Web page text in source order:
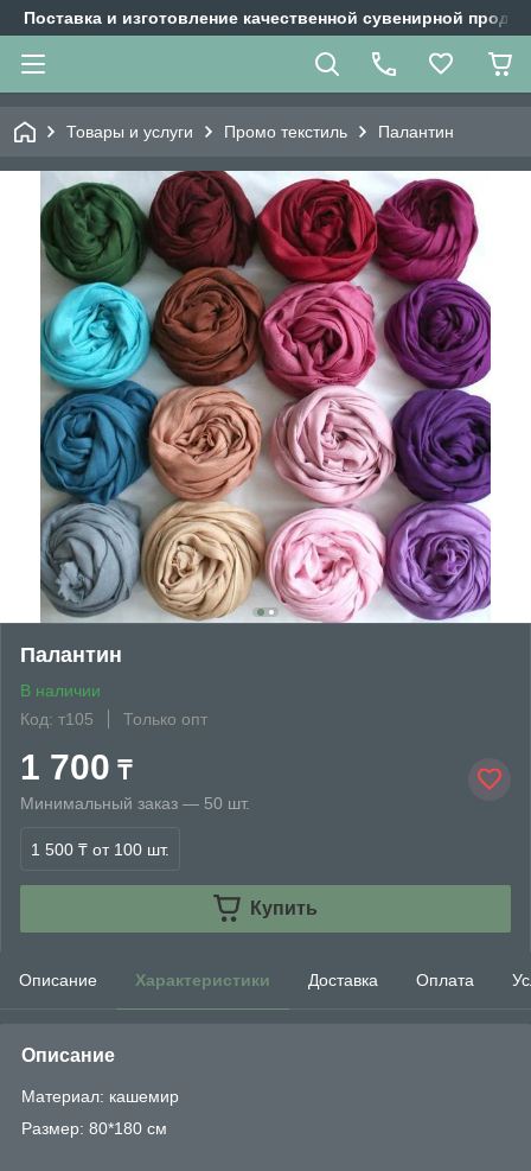
Поставка и изготовление качественной сувенирной
Товары и услуги Промо текстиль Палантин
Палантин
В наличии
Код: т105
Только опт
1 700 ₸
Минимальный заказ — 50 шт.
1 500 ₸ от 100 шт.
Купить
Описание Характеристики Доставка Оплата
Описание
Материал: кашемир
Размер: 80*180 см